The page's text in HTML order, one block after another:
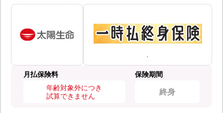
月払保険料
年齢対象外につき
試算できません
保険期間
終身